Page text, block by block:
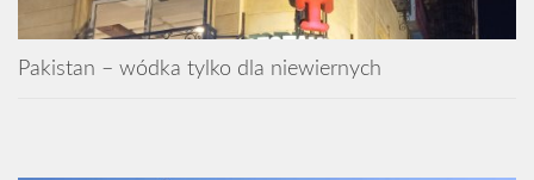
Pakistan – wódka tylko dla niewiernych